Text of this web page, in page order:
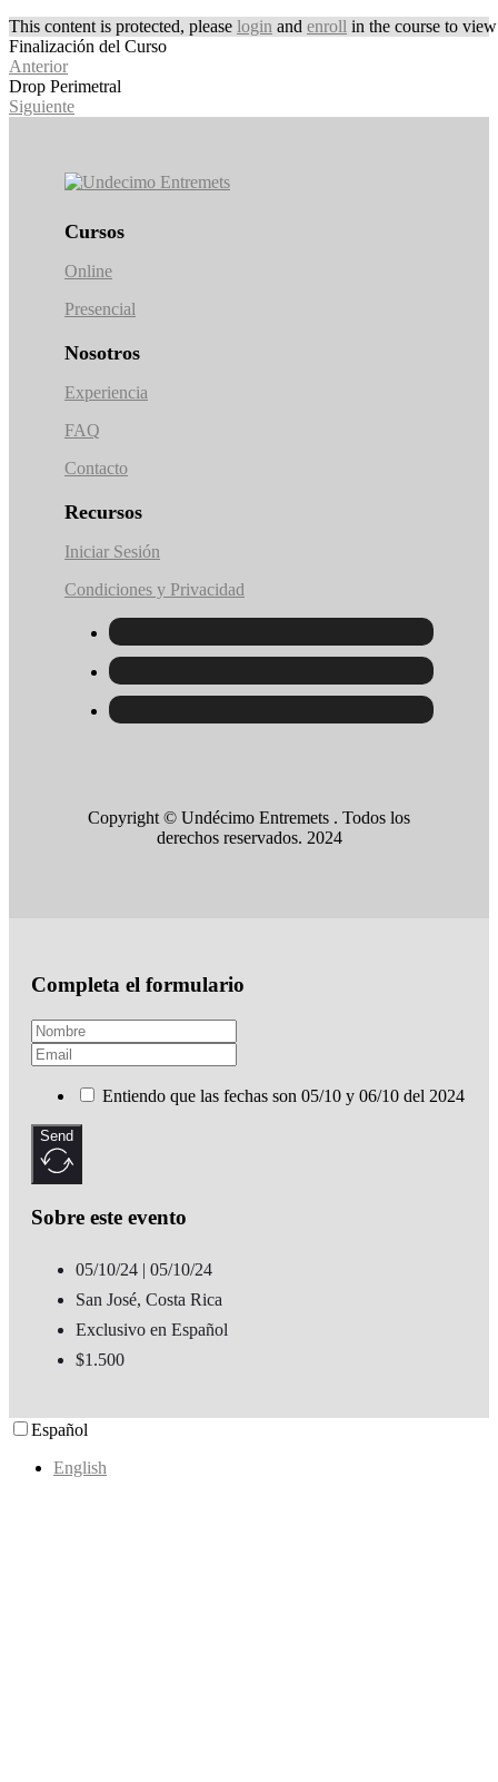
This content is protected, please login and enroll in the course to
Finalización del Curso
Anterior
Drop Perimetral
Siguiente
Cursos
Online
Presencial
Nosotros
Experiencia
FAQ
Contacto
Recursos
Iniciar Sesión
Condiciones y Privacidad
Copyright © Undécimo Entremets . Todos los
derechos reservados. 2024
Completa el formulario
Entiendo que las fechas son 05/10 y 06/10 del 2024
Send
Sobre este evento
05/10/24 | 05/10/24
San José, Costa Rica
Exclusivo en Español
$1.500
Español
English